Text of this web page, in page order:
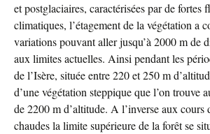
et postglaciaires, caractérisées par de fortes
climatiques, l’étagement de la végétation a
variations pouvant aller jusqu’à 2000 m de
aux limites actuelles. Ainsi pendant les
de l’Isère, située entre 220 et 250 m
d’une végétation steppique que l’on trouve
de 2200 m d’altitude. A l’inverse aux cours
chaudes la limite supérieure de la forêt se